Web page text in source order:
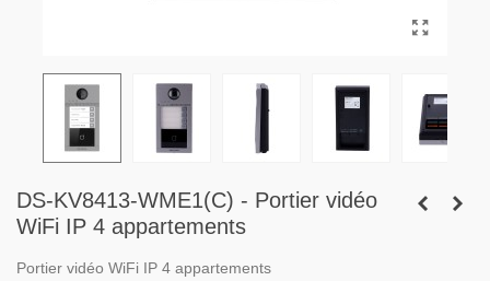
DS-KV8413-WME1(C) - Portier vidéo
WiFi IP 4 appartements
Portier vidéo WiFi IP 4 appartements